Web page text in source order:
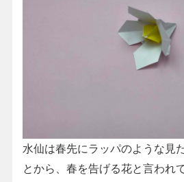
水仙は春先にラッパのような見
とから、春を告げる花と言われ